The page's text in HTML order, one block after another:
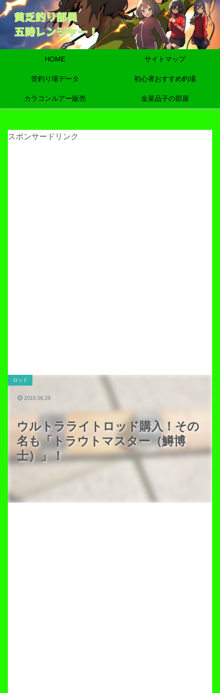
HOME サイトマップ
管釣り場データ 初心者おすすめ釣場
カラコンルアー販売 金菜品子の部屋
スポンサードリンク
ウルトラライトロッド購入！その
名も「トラウトマスター（鱒博
士）」！
ロッド
2016.06.28